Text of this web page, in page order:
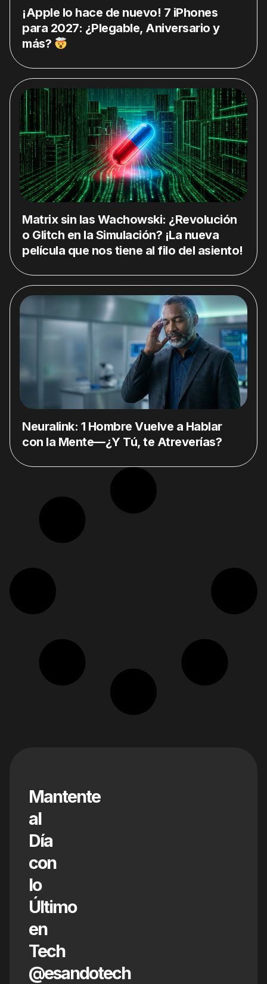
¡Apple lo hace de nuevo! 7 iPhones
para 2027: ¿Plegable, Aniversario y
más?
Matrix sin las Wachowski: ¿Revolución
o Glitch en la Simulación? ¡La nueva
película que nos tiene al filo del asiento!
Neuralink: 1 Hombre Vuelve a Hablar
con la Mente—¿Y Tú, te Atreverías?
Mantente
al
Día
con
lo
Último
en
Tech
@esandotech